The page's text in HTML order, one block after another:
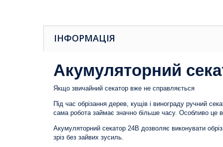
ІНФОРМАЦІЯ
Акумуляторний
Якщо звичайний секатор вже не справляється
Під час обрізання дерев, кущів і винограду ручний
сама робота займає значно більше часу. Особливо це
Акумуляторний секатор 24В дозволяє виконувати
зріз без зайвих зусиль.